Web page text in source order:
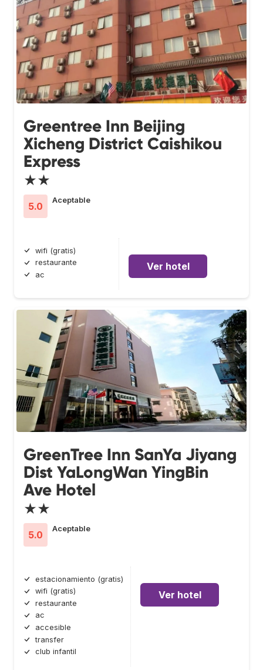
Greentree Inn Beijing
Xicheng District Caishikou
Express
★★
5.0
Aceptable
wifi (gratis)
restaurante
ac
Ver hotel
GreenTree Inn SanYa Jiyang
Dist YaLongWan YingBin
Ave Hotel
★★
5.0
Aceptable
estacionamiento (gratis)
wifi (gratis)
restaurante
ac
accesible
transfer
club infantil
Ver hotel